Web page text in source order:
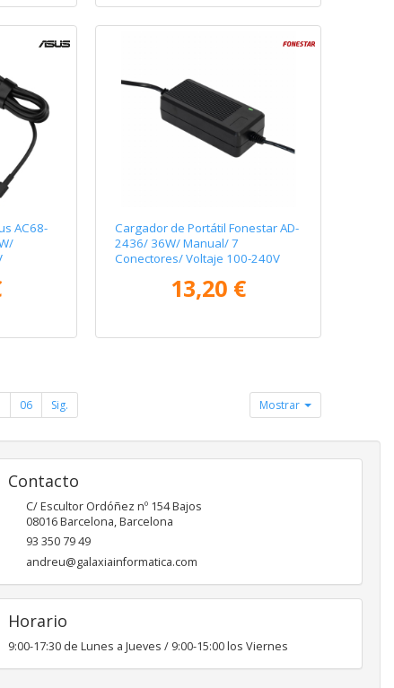
AC68-
Cargador de Portátil Fonestar AD-
2436/ 36W/ Manual/ 7
Conectores/ Voltaje 100-240V
13,20 €
06 Sig. Mostrar
Contacto
C/ Escultor Ordóñez nº 154 Bajos
08016Barcelona,Barcelona
93 350 79 49
andreu@galaxiainformatica.com
Horario
9:00-17:30 de Lunes a Jueves / 9:00-15:00 los Viernes